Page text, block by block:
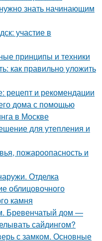
знать начинающим
участие в
принципы и техники
как правильно уложить
рецепт и рекомендации
дома с помощью
в Москве
для утепления и
пожароопасность и
Отделка
облицовочного
камня
Бревенчатый дом —
сайдингом?
с замком. Основные